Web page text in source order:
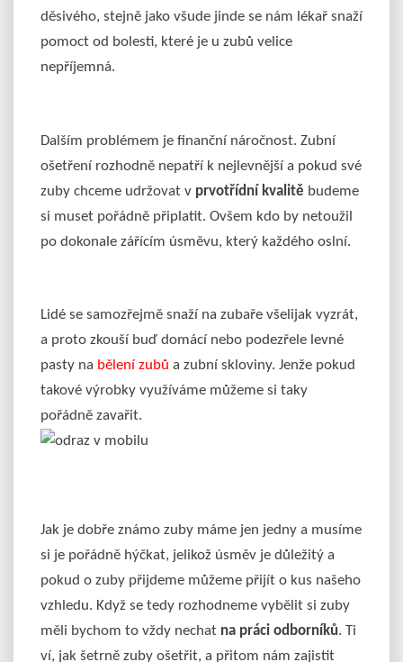
děsivého, stejně jako všude jinde se nám lékař snaží
pomoct od bolesti, které je u zubů velice
nepříjemná.
Dalším problémem je finanční náročnost. Zubní
ošetření rozhodně nepatří k nejlevnější a pokud své
zuby chceme udržovat v prvotřídní kvalitě budeme
si muset pořádně připlatit. Ovšem kdo by netoužil
po dokonale zářícím úsměvu, který každého oslní.
Lidé se samozřejmě snaží na zubaře všelijak vyzrát,
a proto zkouší buď domácí nebo podezřele levné
pasty na bělení zubů a zubní skloviny. Jenže pokud
takové výrobky využíváme můžeme si taky
pořádně zavařit.
Jak je dobře známo zuby máme jen jedny a musíme
si je pořádně hýčkat, jelikož úsměv je důležitý a
pokud o zuby přijdeme můžeme přijít o kus našeho
vzhledu. Když se tedy rozhodneme vybělit si zuby
měli bychom to vždy nechat na práci odborníků. Ti
ví, jak šetrně zuby ošetřit, a přitom nám zajistit